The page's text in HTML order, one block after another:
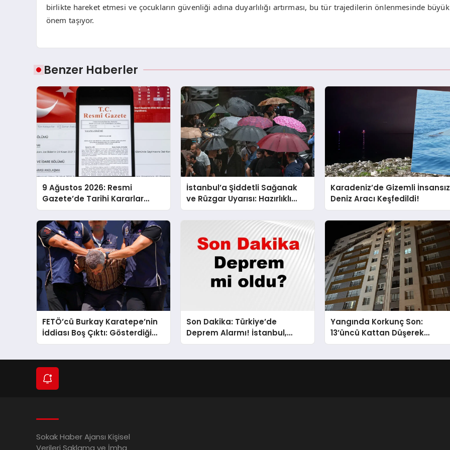
birlikte hareket etmesi ve çocukların güvenliği adına duyarlılığı artırması, bu tür trajedilerin önlenmesinde büyük
önem taşıyor.
Benzer Haberler
9 Ağustos 2026: Resmi
Gazete’de Tarihi Kararlar
Açıklandı!
İstanbul’a Şiddetli Sağanak
ve Rüzgar Uyarısı: Hazırlıklı
Olun!
Karadeniz’de Gizemli İnsansız
Deniz Aracı Keşfedildi!
FETÖ’cü Burkay Karatepe’nin
İddiası Boş Çıktı: Gösterdiği
Yerlerde Suikast Timine Ait
Son Dakika: Türkiye’de
Deprem Alarmı! İstanbul,
Ankara ve İzmir’de Son
Yangında Korkunç Son:
13’üncü Kattan Düşerek
Hayatını Kaybetti
Sokak Haber Ajansı Kişisel
Verileri Saklama ve İmha